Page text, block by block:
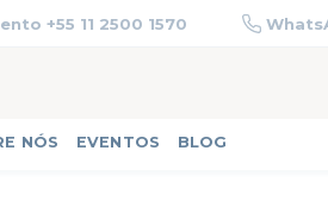
+55 11 2500 1570
NÓS EVENTOS BLOG